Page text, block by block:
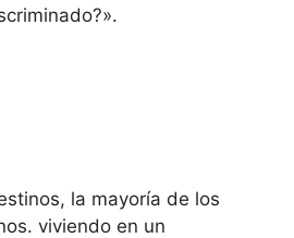
la mayoría de los
viviendo en un